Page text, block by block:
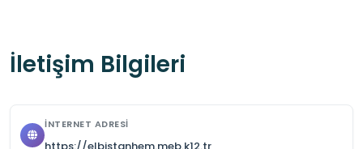
Ziyaret Saatleri: Halk Eğitimi Merkezleri genel
Eğitimi Merkezi'nin deprem sonrası özel durumu
İletişim Bilgileri
İNTERNET ADRESI